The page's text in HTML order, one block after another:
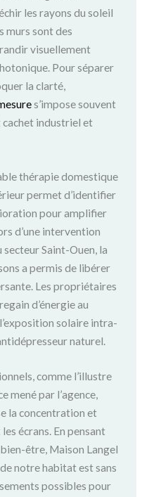
les rayons du soleil
murs sont des
visuellement
Pour séparer
la clarté,
s’impose souvent
industriel et
thérapie domestique
permet d’identifier
pour amplifier
d’une intervention
Saint-Ouen, la
a permis de libérer
Les propriétaires
d’énergie au
solaire intra-
naturel.
comme l’illustre
mené par l’agence,
la concentration et
écrans. En pensant
être, Maison Langel
notre habitat est sans
possibles pour